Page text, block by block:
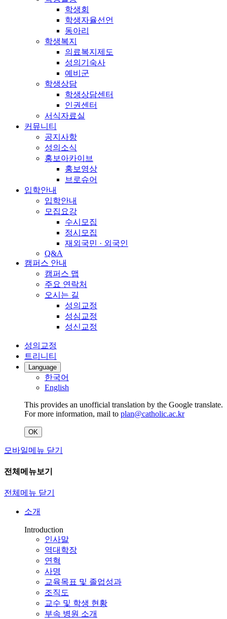
학생회
학생자율선언
동아리
학생복지
의료복지제도
성의기숙사
예비군
학생상담
학생상담센터
인권센터
서식자료실
커뮤니티
공지사항
성의소식
홍보아카이브
홍보영상
브로슈어
입학안내
입학안내
모집요강
수시모집
정시모집
재외국민 · 외국인
Q&A
캠퍼스 안내
캠퍼스 맵
주요 연락처
오시는 길
성의교정
성심교정
성신교정
성의교정
트리니티
Language
한국어
English
This provides an unofficial translation by the Google translate.
For more information, mail to plan@catholic.ac.kr
OK
모바일메뉴 닫기
전체메뉴보기
전체메뉴 닫기
소개
Introduction
인사말
역대학장
연혁
사명
교육목표 및 졸업성과
조직도
교수 및 학생 현황
부속 병원 소개